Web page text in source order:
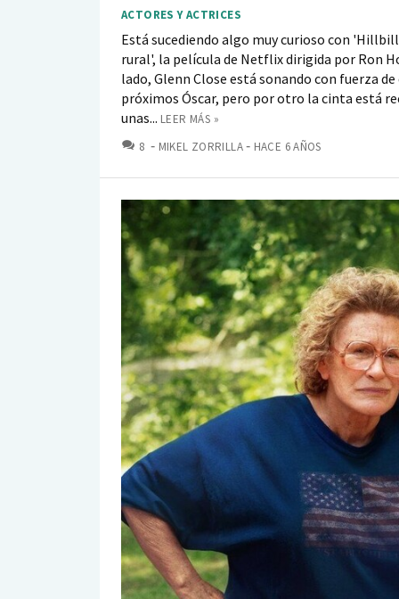
ACTORES Y ACTRICES
Está sucediendo algo muy curioso con
rural', la película de Netflix dirigida por Ron
lado, Glenn Close está sonando con fuerza de
próximos Óscar, pero por otro la cinta está
unas... LEER MÁS »
8 COMENTARIOS
MIKEL ZORRILLA HACE 6 AÑOS